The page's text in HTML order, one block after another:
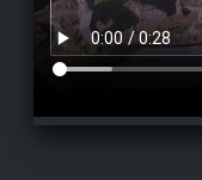
Kinder spezielle
eingegangen
wurden. Wir
und werden